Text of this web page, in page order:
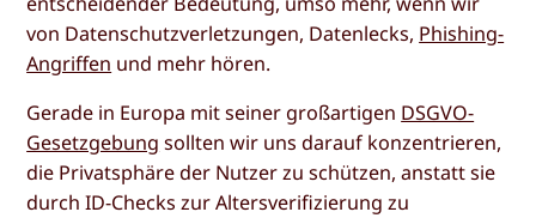
von Datenschutzverletzungen, Datenlecks, Phishing-
Angriffen und mehr hören.
Gerade in Europa mit seiner großartigen DSGVO-
Gesetzgebung sollten wir uns darauf konzentrieren,
die Privatsphäre der Nutzer zu schützen, anstatt sie
durch ID-Checks zur Altersverifizierung zu